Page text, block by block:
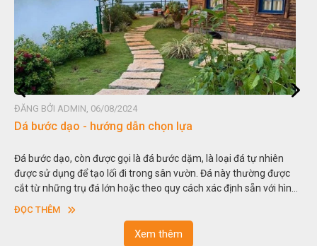
ĐĂNG BỞI ADMIN, 06/08/2024
Dá bước dạo - hướng dẫn chọn lựa
Đá bước dạo, còn được gọi là đá bước dặm, là loại đá tự nhiên
được sử dụng để tạo lối đi trong sân vườn. Đá này thường được
cắt từ những trụ đá lớn hoặc theo quy cách xác định sẵn với hình
vuông hoặc hình chữ nhật và có độ dày khác nhau.
ĐỌC THÊM
Xem thêm